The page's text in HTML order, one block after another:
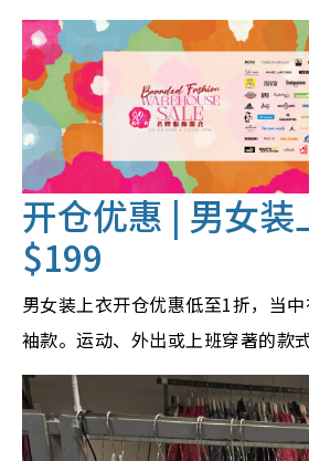
开仓优惠 | 男女装
$199
男女装上衣开仓优惠低至1折，当
袖款。运动、外出或上班穿著的款